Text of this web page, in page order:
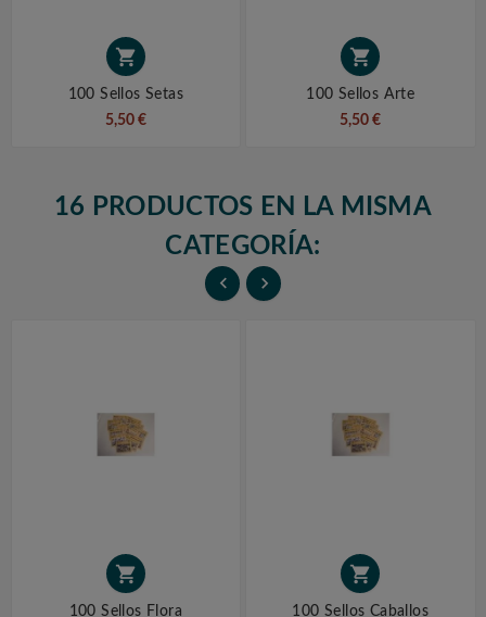

100 Sellos Setas
5,50 €

100 Sellos Arte
5,50 €
16 PRODUCTOS EN LA MISMA
CATEGORÍA:
 

100 Sellos Flora

100 Sellos Caballos